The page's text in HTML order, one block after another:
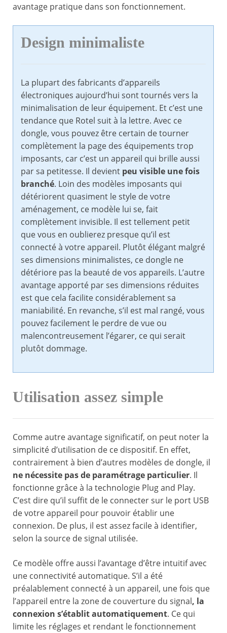
avantage pratique dans son fonctionnement.
Design minimaliste
La plupart des fabricants d’appareils
électroniques aujourd’hui sont tournés vers la
minimalisation de leur équipement. Et c’est une
tendance que Rotel suit à la lettre. Avec ce
dongle, vous pouvez être certain de tourner
complètement la page des équipements trop
imposants, car c’est un appareil qui brille aussi
par sa petitesse. Il devient peu visible une fois
branché. Loin des modèles imposants qui
détériorent quasiment le style de votre
aménagement, ce modèle lui se, fait
complètement invisible. Il est tellement petit
que vous en oublierez presque qu’il est
connecté à votre appareil. Plutôt élégant malgré
ses dimensions minimalistes, ce dongle ne
détériore pas la beauté de vos appareils. L’autre
avantage apporté par ses dimensions réduites
est que cela facilite considérablement sa
maniabilité. En revanche, s’il est mal rangé, vous
pouvez facilement le perdre de vue ou
malencontreusement l’égarer, ce qui serait
plutôt dommage.
Utilisation assez simple
Comme autre avantage significatif, on peut noter la
simplicité d’utilisation de ce dispositif. En effet,
contrairement à bien d’autres modèles de dongle, il
ne nécessite pas de paramétrage particulier. Il
fonctionne grâce à la technologie Plug and Play.
C’est dire qu’il suffit de le connecter sur le port USB
de votre appareil pour pouvoir établir une
connexion. De plus, il est assez facile à identifier,
selon la source de signal utilisée.
Ce modèle offre aussi l’avantage d’être intuitif avec
une connectivité automatique. S’il a été
préalablement connecté à un appareil, une fois que
l’appareil entre la zone de couverture du signal, la
connexion s’établit automatiquement. Ce qui
limite les réglages et rendant le fonctionnement